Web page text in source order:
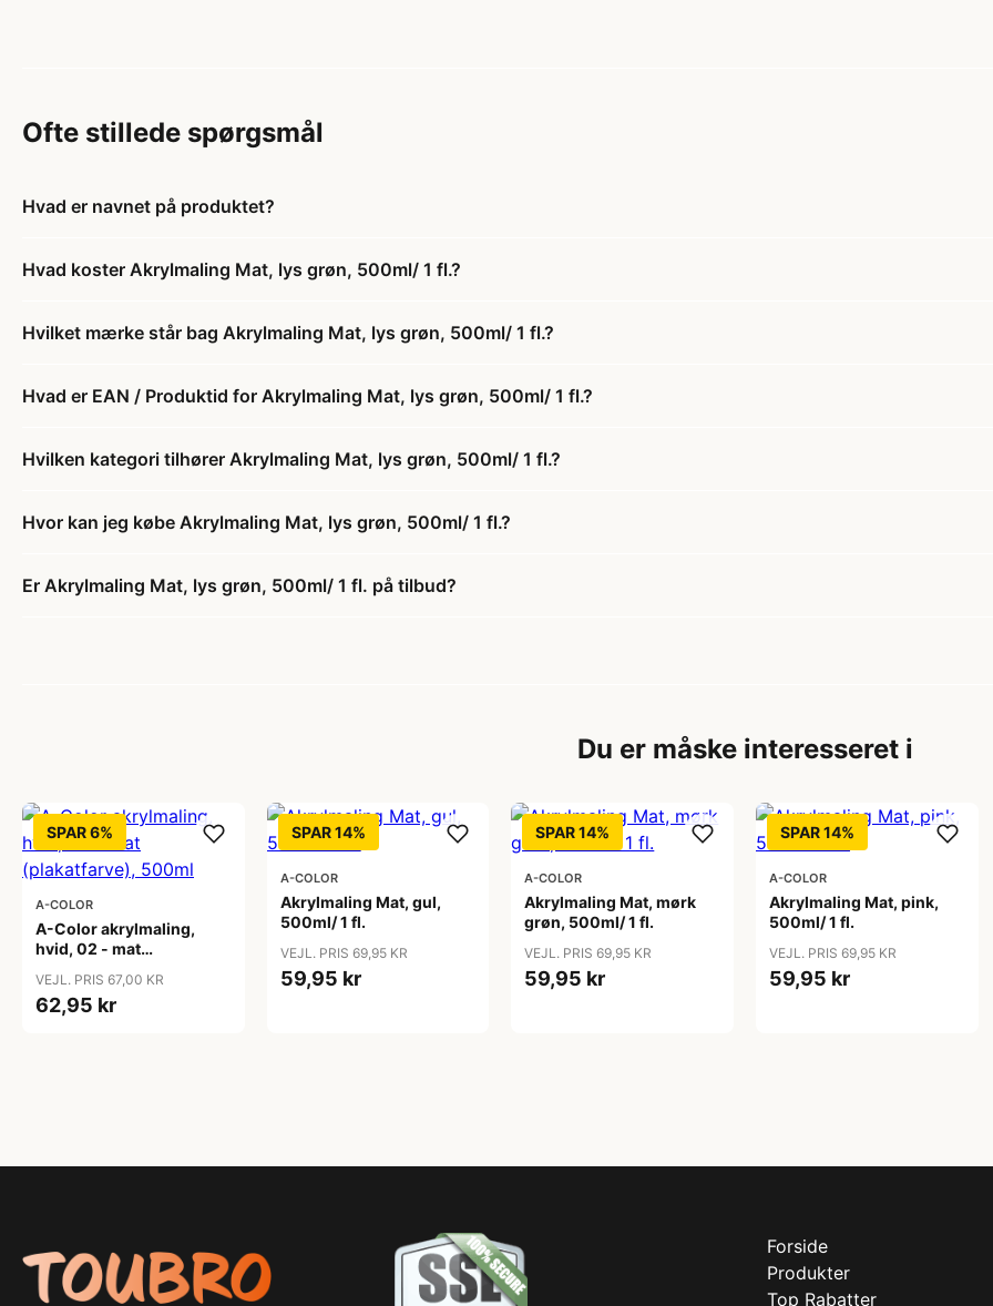
Ofte stillede spørgsmål
Hvad er navnet på produktet?
Hvad koster Akrylmaling Mat, lys grøn, 500ml/ 1 fl.?
Hvilket mærke står bag Akrylmaling Mat, lys grøn, 500ml/ 1 fl.?
Hvad er EAN / Produktid for Akrylmaling Mat, lys grøn, 500ml/ 1 fl.?
Hvilken kategori tilhører Akrylmaling Mat, lys grøn, 500ml/ 1 fl.?
Hvor kan jeg købe Akrylmaling Mat, lys grøn, 500ml/ 1 fl.?
Er Akrylmaling Mat, lys grøn, 500ml/ 1 fl. på tilbud?
Du er måske interesseret i
SPAR 6%
A-COLOR
A-Color akrylmaling,
hvid, 02 - mat
VEJL. PRIS 67,00 KR
62,95 kr
SPAR 14%
A-COLOR
Akrylmaling Mat, gul,
500ml/ 1 fl.
VEJL. PRIS 69,95 KR
59,95 kr
SPAR 14%
A-COLOR
Akrylmaling Mat, mørk
grøn, 500ml/ 1 fl.
VEJL. PRIS 69,95 KR
59,95 kr
SPAR 14%
A-COLOR
Akrylmaling Mat, pink,
500ml/ 1 fl.
VEJL. PRIS 69,95 KR
59,95 kr
Forside
Produkter
Top Rabatter